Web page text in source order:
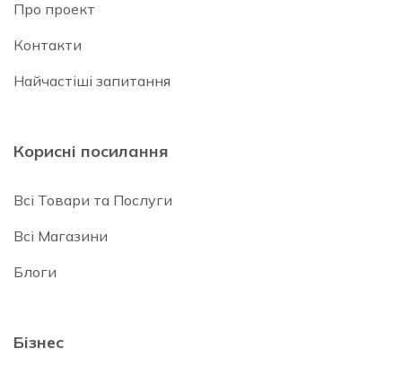
Про проект
Контакти
Найчастіші запитання
Корисні посилання
Всі Товари та Послуги
Всі Магазини
Блоги
Бізнес